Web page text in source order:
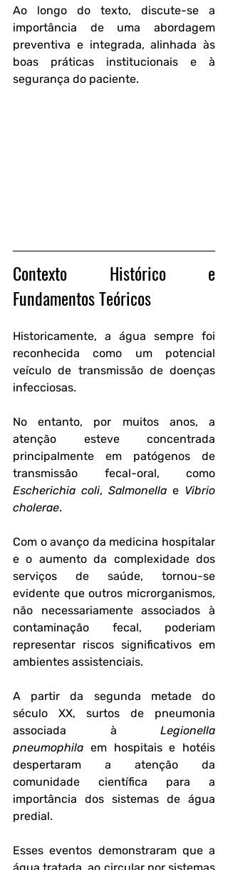
Ao longo do texto, discute-se a
importância de uma abordagem
preventiva e integrada, alinhada às
boas práticas institucionais e à
segurança do paciente.
Contexto Histórico e
Fundamentos Teóricos
Historicamente, a água sempre foi
reconhecida como um potencial
veículo de transmissão de doenças
infecciosas.
No entanto, por muitos anos, a
atenção esteve concentrada
principalmente em patógenos de
Escherichia coli, Salmonella e Vibrio
cholerae.
Com o avanço da medicina hospitalar
e o aumento da complexidade dos
serviços de saúde, tornou-se
evidente que outros microrganismos,
não necessariamente associados à
contaminação fecal, poderiam
representar riscos significativos em
ambientes assistenciais.
A partir da segunda metade do
século XX, surtos de pneumonia
associada à Legionella
pneumophila em hospitais e hotéis
despertaram a atenção da
comunidade científica para a
importância dos sistemas de água
predial.
Esses eventos demonstraram que a